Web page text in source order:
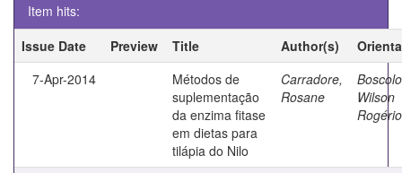
Item hits:
Issue Date
Preview Title Author(s)
7-Apr-2014
Métodos de
suplementação
da enzima fitase
em dietas para
tilápia do Nilo
Carradore,
Rosane
Wilson
Rogério